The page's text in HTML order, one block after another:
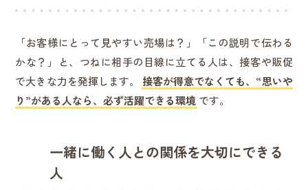
「お客様にとって見やすい売場は？」「この説明で伝わる
かな？」と、つねに相手の目線に立てる人は、接客や販促
で大きな力を発揮します。
接客が得意でなくても、“思いや
り”がある人なら、必ず活躍できる環境 です。
一緒に働く人との関係を大切にできる
人